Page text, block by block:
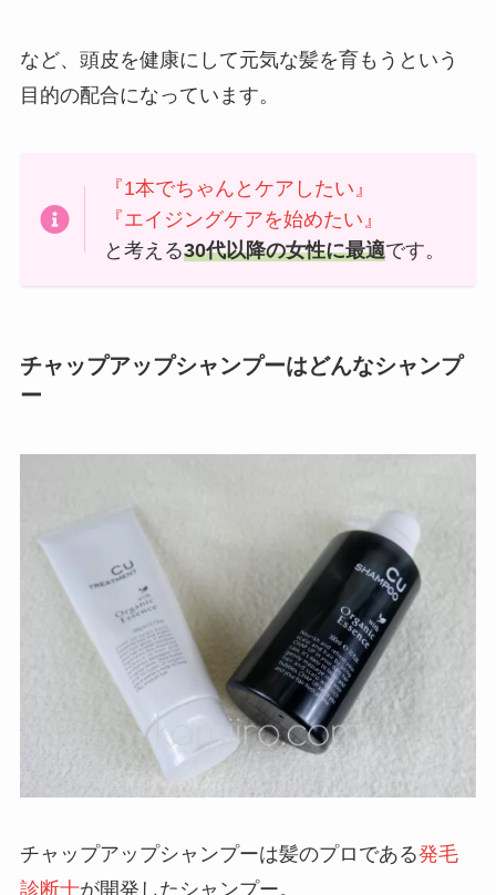
など、頭皮を健康にして元気な髪を育もうという
目的の配合になっています。
『1本でちゃんとケアしたい』
『エイジングケアを始めたい』
と考える30代以降の女性に最適です。
チャップアップシャンプーはどんなシャンプ
ー
チャップアップシャンプーは髪のプロである発毛
診断士が開発したシャンプー。